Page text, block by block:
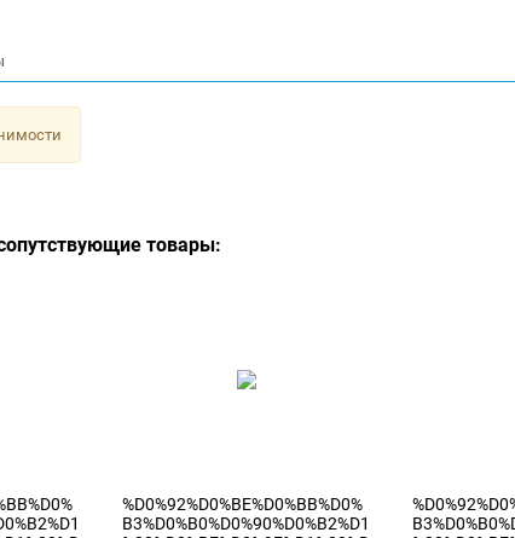
товары:
%D0%92%D0%BE%D0%BB%D0%
B3%D0%B0%D0%90%D0%B2%D1